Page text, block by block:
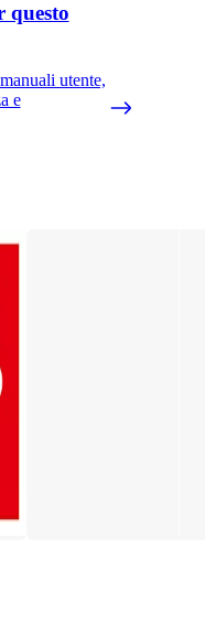
questo
utente,
e